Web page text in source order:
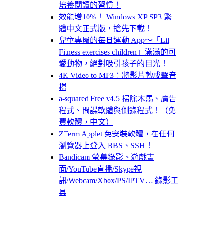
培養閱讀的習慣！
效能增10%！ Windows XP SP3 繁
體中文正式版，搶先下載！
兒童專屬的每日運動 App～「Lil
Fitness exercises children」滿滿的可
愛動物，絕對吸引孩子的目光！
4K Video to MP3：將影片轉成聲音
檔
a-squared Free v4.5 掃除木馬、廣告
程式、間諜軟體與側錄程式！（免
費軟體，中文）
ZTerm Applet 免安裝軟體，在任何
瀏覽器上登入 BBS、SSH！
Bandicam 螢幕錄影、遊戲畫
面/YouTube直播/Skype視
訊/Webcam/Xbox/PS/IPTV… 錄影工
具